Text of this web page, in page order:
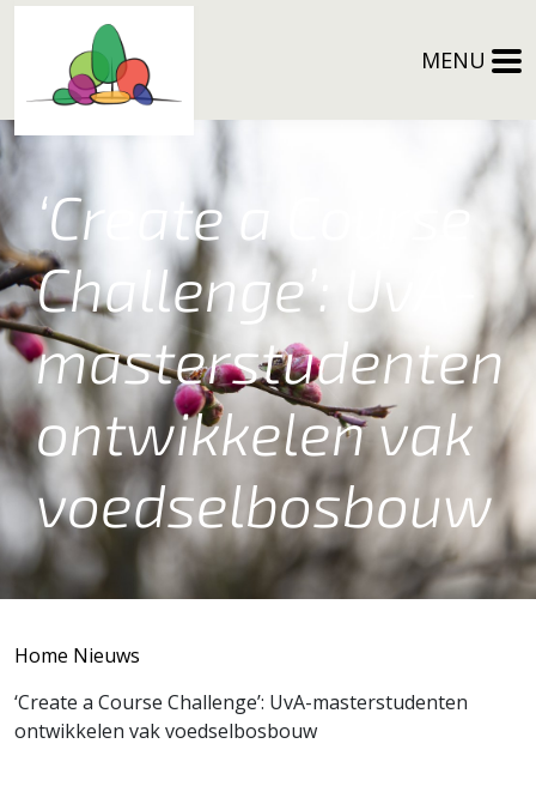
MENU
‘Create a Course
Challenge’: UvA-
masterstudenten
ontwikkelen vak
voedselbosbouw
Home Nieuws
‘Create a Course Challenge’: UvA-masterstudenten
ontwikkelen vak voedselbosbouw